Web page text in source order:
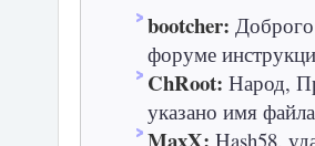
bootcher:
форуме
ChRoot: Народ,
указано имя
MaxX: Hash58,